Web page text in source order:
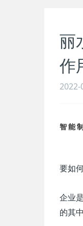
丽
作
2022-
智能
要如
企业
的其